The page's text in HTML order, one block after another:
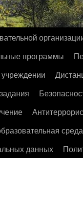
программы
среда
данных